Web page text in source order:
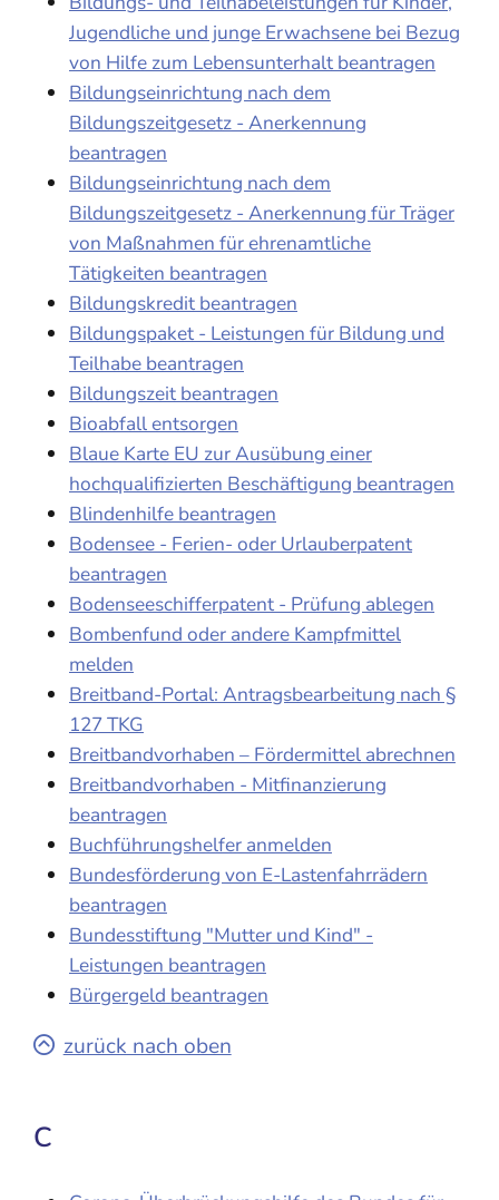
Jugendliche und junge Erwachsene bei Bezug
von Hilfe zum Lebensunterhalt beantragen
Bildungseinrichtung nach dem
Bildungszeitgesetz - Anerkennung
beantragen
Bildungseinrichtung nach dem
Bildungszeitgesetz - Anerkennung für Träger
von Maßnahmen für ehrenamtliche
Tätigkeiten beantragen
Bildungskredit beantragen
Bildungspaket - Leistungen für Bildung und
Teilhabe beantragen
Bildungszeit beantragen
Bioabfall entsorgen
Blaue Karte EU zur Ausübung einer
hochqualifizierten Beschäftigung beantragen
Blindenhilfe beantragen
Bodensee - Ferien- oder Urlauberpatent
beantragen
Bodenseeschifferpatent - Prüfung ablegen
Bombenfund oder andere Kampfmittel
melden
Breitband-Portal: Antragsbearbeitung nach §
127 TKG
Breitbandvorhaben – Fördermittel abrechnen
Breitbandvorhaben - Mitfinanzierung
beantragen
Buchführungshelfer anmelden
Bundesförderung von E-Lastenfahrrädern
beantragen
Bundesstiftung "Mutter und Kind" -
Leistungen beantragen
Bürgergeld beantragen
zurück nach oben
C